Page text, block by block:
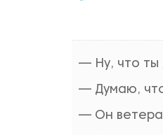
— Ну, что ты
— Думаю,
— Он